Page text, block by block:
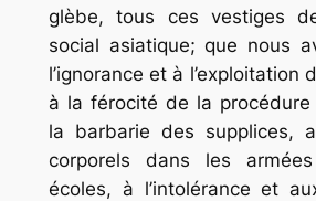
glèbe, tous ces vestiges
social asiatique; que nous
l’ignorance et à l’exploitation
à la férocité de la
la barbarie des supplices,
corporels dans les
écoles, à l’intolérance et